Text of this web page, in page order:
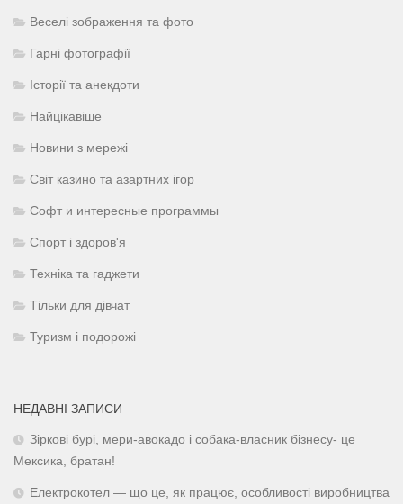
Веселі зображення та фото
Гарні фотографії
Історії та анекдоти
Найцікавіше
Новини з мережі
Світ казино та азартних ігор
Софт и интересные программы
Спорт і здоров'я
Техніка та гаджети
Тільки для дівчат
Туризм і подорожі
НЕДАВНІ ЗАПИСИ
Зіркові бурі, мери-авокадо і собака-власник бізнесу- це
Мексика, братан!
Електрокотел — що це, як працює, особливості виробництва